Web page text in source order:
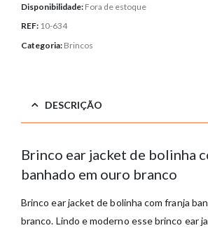
Disponibilidade: Fora de estoque
REF: 10-634
Categoria: Brincos
DESCRIÇÃO
Brinco ear jacket de bolinha
banhado em ouro branco
Brinco ear jacket de bolinha com franja
branco. Lindo e moderno esse brinco ear